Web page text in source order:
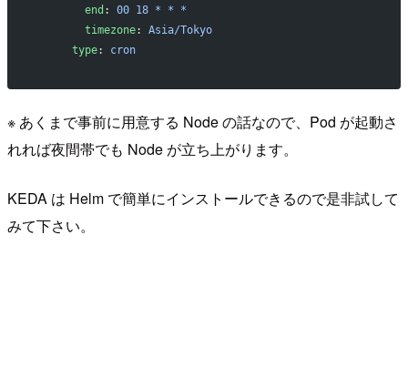
        end
: 00 18 * * *
        timezone
: Asia/Tokyo
      type
: cron
※ あくまで事前に用意する Node の話なので、Pod が起動さ
れれば夜間帯でも Node が立ち上がります。
KEDA は Helm で簡単にインストールできるので是非試して
みて下さい。